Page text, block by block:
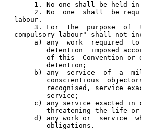
1. No one shall be held
2. No  one  shall  be
labour.
3. For  the  purpose  of
compulsory labour" shall not
a) any  work  required
detention  imposed
of this  Convention
        detention;
b) any  service  of  a
conscientious
recognised, service
        service;
c) any service exacted
threatening the life
d) any work or  service
        obligations.